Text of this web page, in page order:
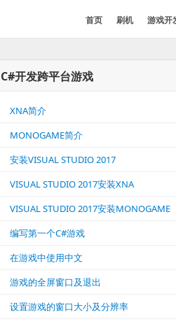
首页 刷机 游戏开
C#开发跨平台游戏
XNA简介
MONOGAME简介
安装VISUAL STUDIO 2017
VISUAL STUDIO 2017安装XNA
VISUAL STUDIO 2017安装MONOGAME
编写第一个C#游戏
在游戏中使用中文
游戏的全屏窗口及退出
设置游戏的窗口大小及分辨率